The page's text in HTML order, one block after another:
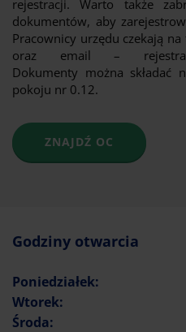
rejestracji. Warto także
dokumentów, aby
Pracownicy urzędu czekają
oraz email –
Dokumenty można składać
pokoju nr 0.12.
ZNAJDŹ OC
Godziny otwarcia
Poniedziałek:
Wtorek:
Środa: